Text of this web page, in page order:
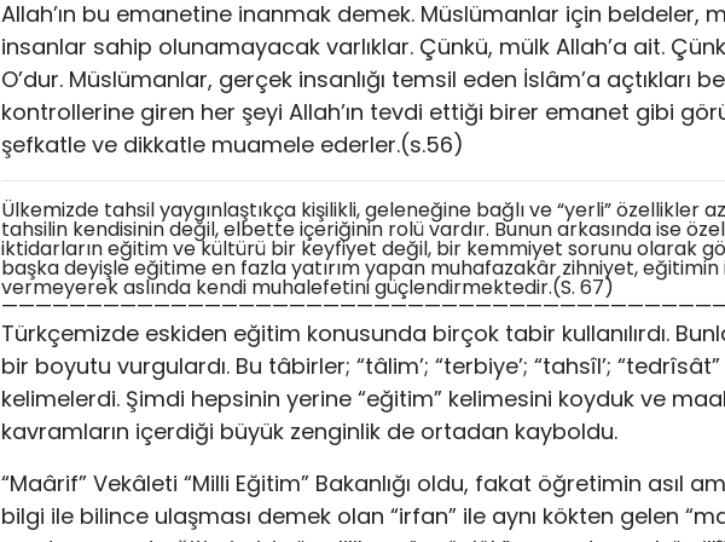
Allah’ın bu emanetine inanmak demek. Müslümanlar için beldeler,
insanlar sahip olunamayacak varlıklar. Çünkü, mülk Allah’a ait.
O’dur. Müslümanlar, gerçek insanlığı temsil eden İslâm’a açtıkları
kontrollerine giren her şeyi Allah’ın tevdi ettiği birer emanet gibi
şefkatle ve dikkatle muamele ederler.(s.56)
Ülkemizde tahsil yaygınlaştıkça kişilikli, geleneğine bağlı ve “yerli” özellikler
tahsilin kendisinin değil, elbette içeriğinin rolü vardır. Bunun arkasında ise
iktidarların eğitim ve kültürü bir keyfiyet değil, bir kemmiyet sorunu olarak
başka deyişle eğitime en fazla yatırım yapan muhafazakâr zihniyet,
vermeyerek aslında kendi muhalefetini güçlendirmektedir.(S. 67)
Türkçemizde eskiden eğitim konusunda birçok tabir kullanılırdı.
bir boyutu vurgulardı. Bu tâbirler; “tâlim’; “terbiye’; “tahsîl’;
kelimelerdi. Şimdi hepsinin yerine “eğitim” kelimesini koyduk ve
kavramların içerdiği büyük zenginlik de ortadan kayboldu.
“Maârif” Vekâleti “Milli Eğitim” Bakanlığı oldu, fakat öğretimin asıl
bilgi ile bilince ulaşması demek olan “irfan” ile aynı kökten gelen